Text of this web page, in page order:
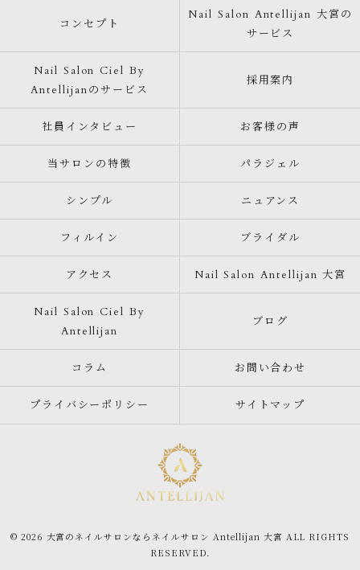
コンセプト
Nail Salon Antellijan 大宮の
サービス
Nail Salon Ciel By
Antellijanのサービス
採用案内
社員インタビュー お客様の声
当サロンの特徴 パラジェル
シンプル ニュアンス
フィルイン ブライダル
アクセス Nail Salon Antellijan 大宮
Nail Salon Ciel By
Antellijan
ブログ
コラム お問い合わせ
プライバシーポリシー サイトマップ
© 2026 大宮のネイルサロンならネイルサロン Antellijan 大宮 ALL RIGHTS
RESERVED.